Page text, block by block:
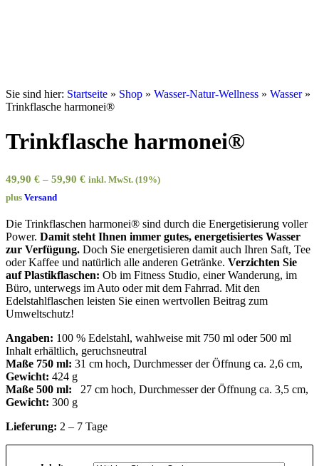
Sie sind hier: Startseite » Shop » Wasser-Natur-Wellness » Wasser »
Trinkflasche harmonei®
Trinkflasche harmonei®
49,90 € – 59,90 € inkl. MwSt. (19%)
plus Versand
Die Trinkflaschen harmonei® sind durch die Energetisierung voller
Power. Damit steht Ihnen immer gutes, energetisiertes Wasser
zur Verfügung. Doch Sie energetisieren damit auch Ihren Saft, Tee
oder Kaffee und natürlich alle anderen Getränke. Verzichten Sie
auf Plastikflaschen: Ob im Fitness Studio, einer Wanderung, im
Büro, unterwegs im Auto oder mit dem Fahrrad. Mit den
Edelstahlflaschen leisten Sie einen wertvollen Beitrag zum
Umweltschutz!
Angaben: 100 % Edelstahl, wahlweise mit 750 ml oder 500 ml
Inhalt erhältlich, geruchsneutral
Maße 750 ml: 31 cm hoch, Durchmesser der Öffnung ca. 2,6 cm,
Gewicht: 424 g
Maße 500 ml: 27 cm hoch, Durchmesser der Öffnung ca. 3,5 cm,
Gewicht: 300 g
Lieferung: 2 – 7 Tage